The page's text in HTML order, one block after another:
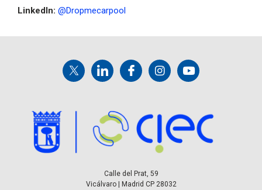
LinkedIn: @Dropmecarpool
Calle del Prat, 59
Vicálvaro | Madrid CP 28032